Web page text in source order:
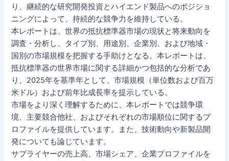
り、継続的な研究開発投資とハイエンド製品へのポジショ
ニングによって、持続的な競争力を維持している。
本レポートは、世界の抵抗標準器市場の現状と将来動向を
調査・分析し、タイプ別、用途別、企業別、および地域・
国別の市場規模を把握する手助けとなる。本レポートは、
抵抗標準器の世界市場に関する詳細かつ包括的な分析であ
り、2025年を基準年として、市場規模（単位数および百万
米ドル）および前年比成長率を提示している。
市場をより深く理解するために、本レポートでは競争環
境、主要競合他社、およびそれぞれの市場順位に関するプ
ロファイルを提供しています。また、技術動向や新製品開
発についても論じています。
サプライヤーの売上高、市場シェア、企業プロファイルを